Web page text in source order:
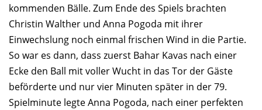
kommenden Bälle. Zum Ende des Spiels brachten
Christin Walther und Anna Pogoda mit ihrer
Einwechslung noch einmal frischen Wind in die Partie.
So war es dann, dass zuerst Bahar Kavas nach einer
Ecke den Ball mit voller Wucht in das Tor der Gäste
beförderte und nur vier Minuten später in der 79.
Spielminute legte Anna Pogoda, nach einer perfekten